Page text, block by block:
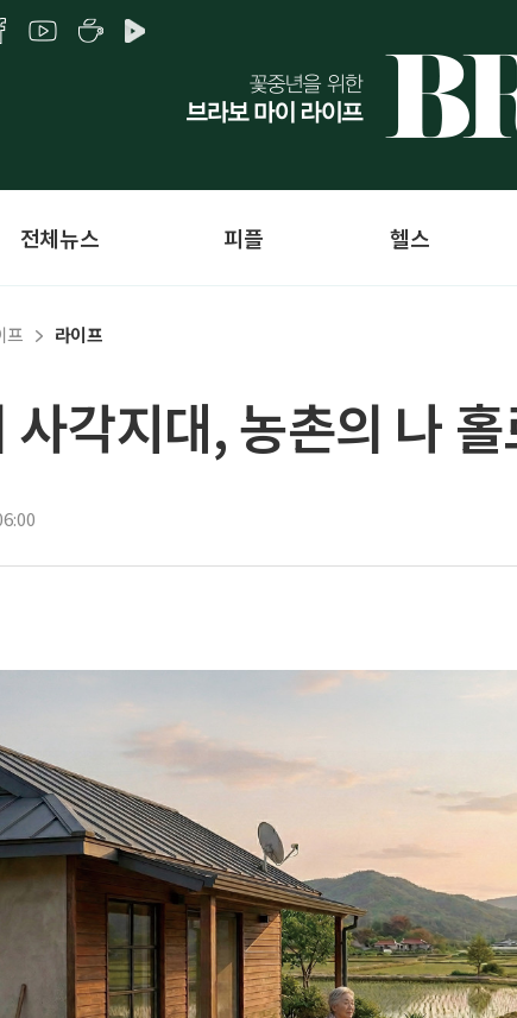
전체뉴스 피플 헬스
프 라이프
사각지대, 농촌의 나